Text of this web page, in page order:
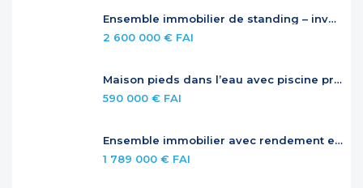
Ensemble immobilier de standing – investissement locatif premium
2 600 000 € FAI
Maison pieds dans l’eau avec piscine privée
590 000 € FAI
Ensemble immobilier avec rendement et potentiel – Jardins de la Baie Orientale
1 789 000 € FAI